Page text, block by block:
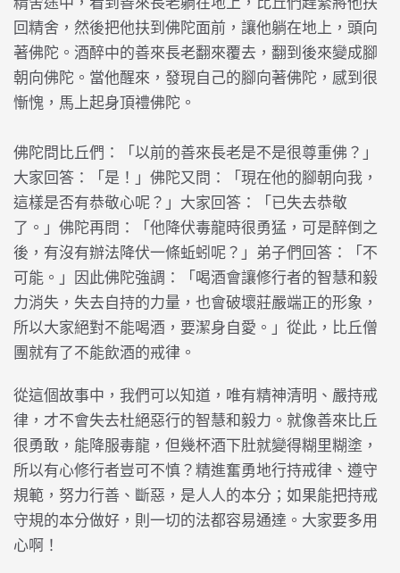
回精舍，然後把他扶到佛陀面前，讓他躺在地上，頭向
著佛陀。酒醉中的善來長老翻來覆去，翻到後來變成腳
朝向佛陀。當他醒來，發現自己的腳向著佛陀，感到很
慚愧，馬上起身頂禮佛陀。
佛陀問比丘們：「以前的善來長老是不是很尊重佛？」
大家回答：「是！」佛陀又問：「現在他的腳朝向我，
這樣是否有恭敬心呢？」大家回答：「已失去恭敬
了。」佛陀再問：「他降伏毒龍時很勇猛，可是醉倒之
後，有沒有辦法降伏一條蚯蚓呢？」弟子們回答：「不
可能。」因此佛陀強調：「喝酒會讓修行者的智慧和毅
力消失，失去自持的力量，也會破壞莊嚴端正的形象，
所以大家絕對不能喝酒，要潔身自愛。」從此，比丘僧
團就有了不能飲酒的戒律。
從這個故事中，我們可以知道，唯有精神清明、嚴持戒
律，才不會失去杜絕惡行的智慧和毅力。就像善來比丘
很勇敢，能降服毒龍，但幾杯酒下肚就變得糊里糊塗，
所以有心修行者豈可不慎？精進奮勇地行持戒律、遵守
規範，努力行善、斷惡，是人人的本分；如果能把持戒
守規的本分做好，則一切的法都容易通達。大家要多用
心啊！